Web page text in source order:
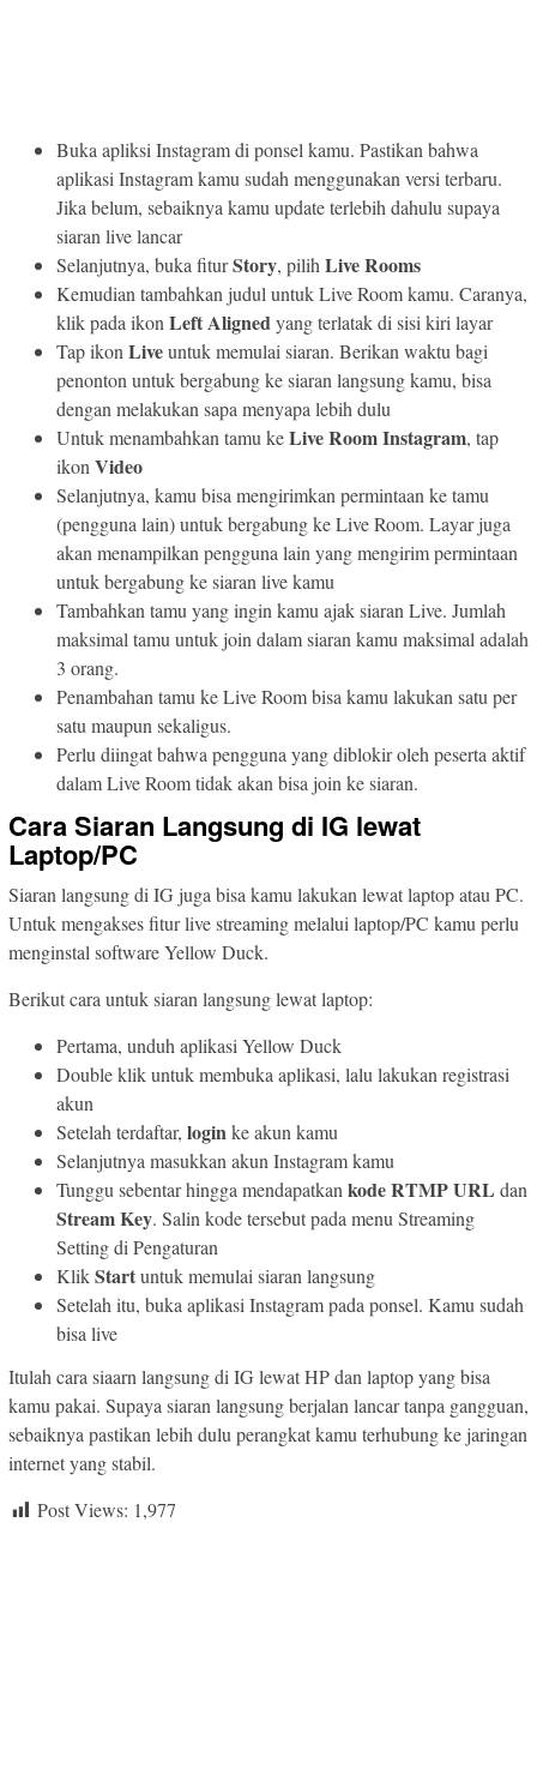
Buka apliksi Instagram di ponsel kamu. Pastikan bahwa
aplikasi Instagram kamu sudah menggunakan versi terbaru.
Jika belum, sebaiknya kamu update terlebih dahulu supaya
siaran live lancar
Selanjutnya, buka fiturStory, pilih Live Rooms
Kemudian tambahkan judul untuk Live Room kamu. Caranya,
klik pada ikon Left Alignedyang terlatak di sisi kiri layar
Tap ikon Liveuntuk memulai siaran. Berikan waktu bagi
penonton untuk bergabung ke siaran langsung kamu, bisa
dengan melakukan sapa menyapa lebih dulu
Untuk menambahkan tamu keLive Room Instagram, tap
ikon Video
Selanjutnya, kamu bisa mengirimkan permintaan ke tamu
(pengguna lain) untuk bergabung ke Live Room. Layar juga
akan menampilkan pengguna lain yang mengirim permintaan
untuk bergabung ke siaran live kamu
Tambahkan tamu yang ingin kamu ajak siaran Live. Jumlah
maksimal tamu untuk join dalam siaran kamu maksimal adalah
3 orang.
Penambahan tamu ke Live Room bisa kamu lakukan satu per
satu maupun sekaligus.
Perlu diingat bahwa pengguna yang diblokir oleh peserta aktif
dalam Live Room tidak akan bisa join ke siaran.
Cara Siaran Langsung di IG lewat
Laptop/PC
Siaran langsung di IG juga bisa kamu lakukan lewat laptop atau PC.
Untuk mengakses fitur live streaming melalui laptop/PC kamu perlu
menginstal software Yellow Duck.
Berikut cara untuk siaran langsung lewat laptop:
Pertama, unduh aplikasi Yellow Duck
Double klik untuk membuka aplikasi, lalu lakukan registrasi
akun
Setelah terdaftar, loginke akun kamu
Selanjutnya masukkan akun Instagram kamu
Tunggu sebentar hingga mendapatkankode RTMP URL dan
Stream Key. Salin kode tersebut pada menu Streaming
Setting di Pengaturan
KlikStartuntuk memulai siaran langsung
Setelah itu, buka aplikasi Instagram pada ponsel. Kamu sudah
bisa live
Itulah cara siaarn langsung di IG lewat HP dan laptop yang bisa
kamu pakai. Supaya siaran langsung berjalan lancar tanpa gangguan,
sebaiknya pastikan lebih dulu perangkat kamu terhubung ke jaringan
internet yang stabil.
Post Views: 1,977